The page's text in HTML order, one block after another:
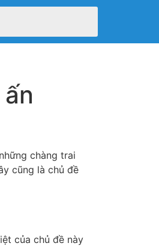
chàng trai
cũng là chủ đề
của chủ đề này